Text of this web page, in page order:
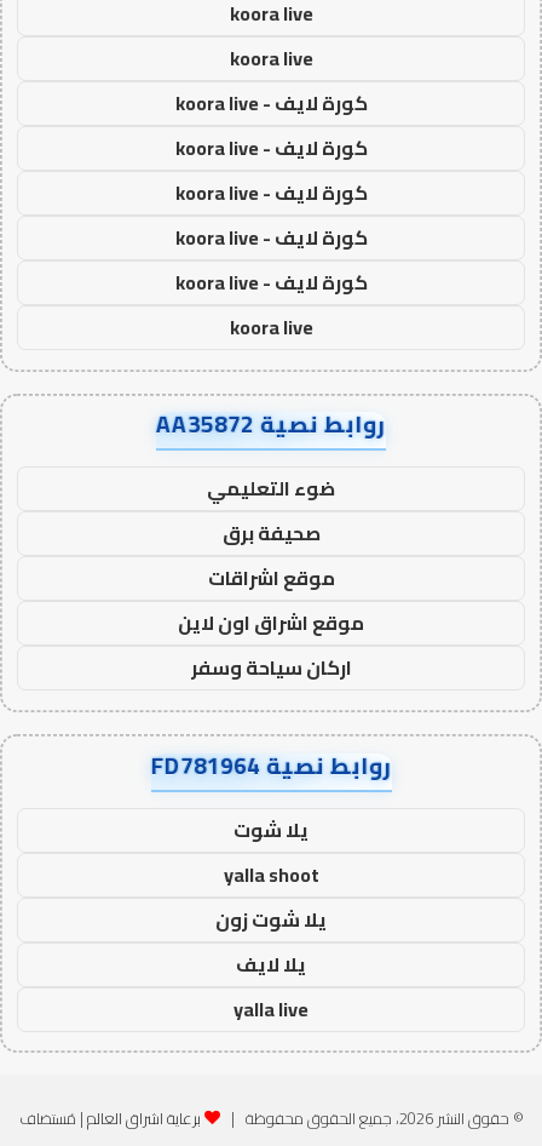
koora live
koora live
كورة لايف - koora live
كورة لايف - koora live
كورة لايف - koora live
كورة لايف - koora live
كورة لايف - koora live
koora live
روابط نصية AA35872
ضوء التعليمي
صحيفة برق
موقع اشراقات
موقع اشراق اون لاين
اركان سياحة وسفر
روابط نصية FD781964
يلا شوت
yalla shoot
يلا شوت زون
يلا لايف
yalla live
© حقوق النشر 2026، جميع الحقوق محفوظة | برعاية اشراق العالم| مُستضاف